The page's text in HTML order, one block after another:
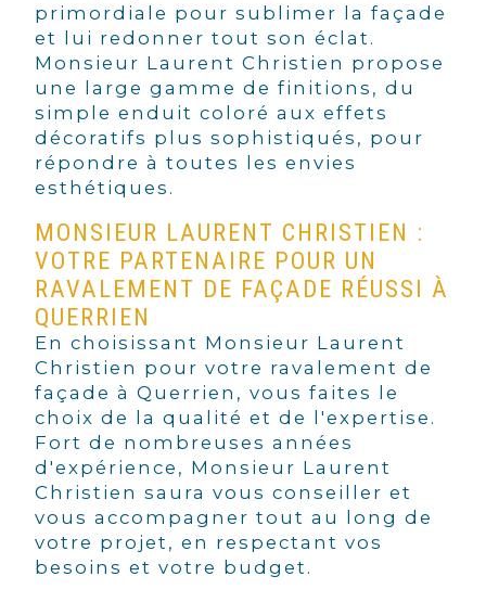
primordiale pour sublimer la façade
et lui redonner tout son éclat.
Monsieur Laurent Christien propose
une large gamme de finitions, du
simple enduit coloré aux effets
décoratifs plus sophistiqués, pour
répondre à toutes les envies
esthétiques.
MONSIEUR LAURENT CHRISTIEN :
VOTRE PARTENAIRE POUR UN
RAVALEMENT DE FAÇADE RÉUSSI À
QUERRIEN
En choisissant Monsieur Laurent
Christien pour votre ravalement de
façade à Querrien, vous faites le
choix de la qualité et de l'expertise.
Fort de nombreuses années
d'expérience, Monsieur Laurent
Christien saura vous conseiller et
vous accompagner tout au long de
votre projet, en respectant vos
besoins et votre budget.